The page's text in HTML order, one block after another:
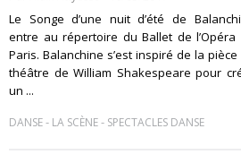
Le Songe d’une nuit d’été de
entre au répertoire du Ballet de l’Opéra
Paris. Balanchine s’est inspiré de la pièce
théâtre de William Shakespeare pour
un ...
DANSE- LA SCÈNE- SPECTACLES DANSE